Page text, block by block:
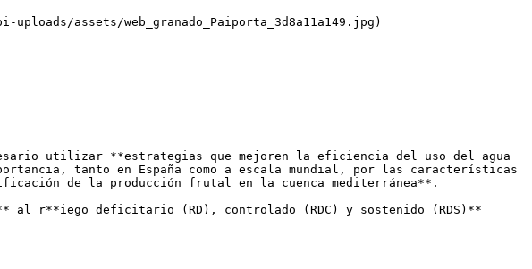
assets/web_granado_Paiporta_3d8a11a149.jpg)
utilizar **estrategias que mejoren la eficiencia del uso del agua
tanto en España como a escala mundial, por las características
de la producción frutal en la cuenca mediterránea**.
al r**iego deficitario (RD), controlado (RDC) y sostenido (RDS)**